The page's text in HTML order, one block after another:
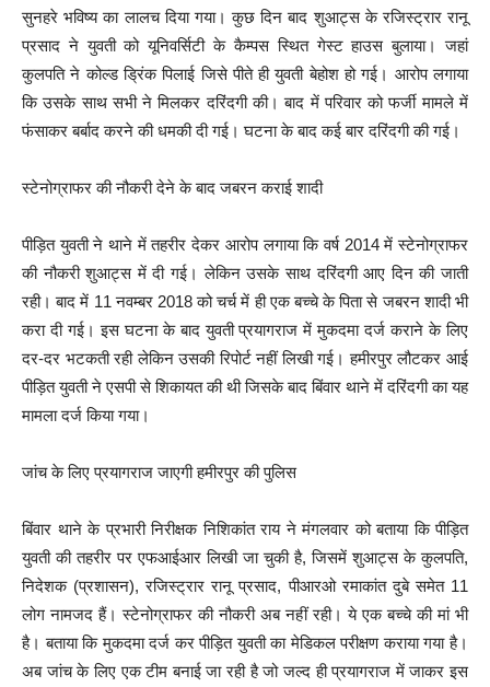
सुनहरे भविष्य का लालच दिया गया। कुछ दिन बाद शुआट्स के रजिस्ट्रार रानू
प्रसाद ने युवती को यूनिवर्सिटी के कैम्पस स्थित गेस्ट हाउस बुलाया। जहां
कुलपति ने कोल्ड ड्रिंक पिलाई जिसे पीते ही युवती बेहोश हो गई। आरोप लगाया
कि उसके साथ सभी ने मिलकर दरिंदगी की। बाद में परिवार को फर्जी मामले में
फंसाकर बर्बाद करने की धमकी दी गई। घटना के बाद कई बार दरिंदगी की गई।
स्टेनोग्राफर की नौकरी देने के बाद जबरन कराई शादी
पीड़ित युवती ने थाने में तहरीर देकर आरोप लगाया कि वर्ष 2014 में स्टेनोग्राफर
की नौकरी शुआट्स में दी गई। लेकिन उसके साथ दरिंदगी आए दिन की जाती
रही। बाद में 11 नवम्बर 2018 को चर्च में ही एक बच्चे के पिता से जबरन शादी भी
करा दी गई। इस घटना के बाद युवती प्रयागराज में मुकदमा दर्ज कराने के लिए
दर-दर भटकती रही लेकिन उसकी रिपोर्ट नहीं लिखी गई। हमीरपुर लौटकर आई
पीड़ित युवती ने एसपी से शिकायत की थी जिसके बाद बिंवार थाने में दरिंदगी का यह
मामला दर्ज किया गया।
जांच के लिए प्रयागराज जाएगी हमीरपुर की पुलिस
बिंवार थाने के प्रभारी निरीक्षक निशिकांत राय ने मंगलवार को बताया कि पीड़ित
युवती की तहरीर पर एफआईआर लिखी जा चुकी है, जिसमें शुआट्स के कुलपति,
निदेशक (प्रशासन), रजिस्ट्रार रानू प्रसाद, पीआरओ रमाकांत दुबे समेत 11
लोग नामजद हैं। स्टेनोग्राफर की नौकरी अब नहीं रही। ये एक बच्चे की मां भी
है। बताया कि मुकदमा दर्ज कर पीड़ित युवती का मेडिकल परीक्षण कराया गया है।
अब जांच के लिए एक टीम बनाई जा रही है जो जल्द ही प्रयागराज में जाकर इस